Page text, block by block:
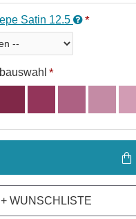
Satin 12.5
+ WUNSCHLISTE